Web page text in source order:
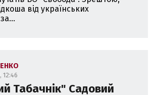
від українських
12:46
Табачнік" Садовий